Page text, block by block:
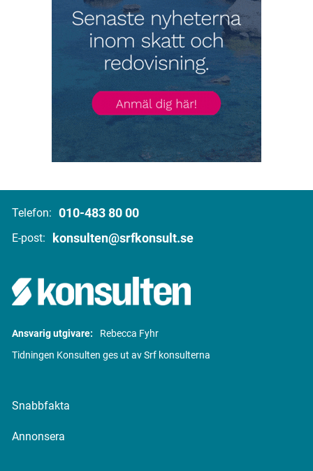
Telefon: 010-483 80 00
E-post: konsulten@srfkonsult.se
Ansvarig utgivare:
Rebecca Fyhr
Tidningen Konsulten ges ut av Srf konsulterna
Snabbfakta
Annonsera